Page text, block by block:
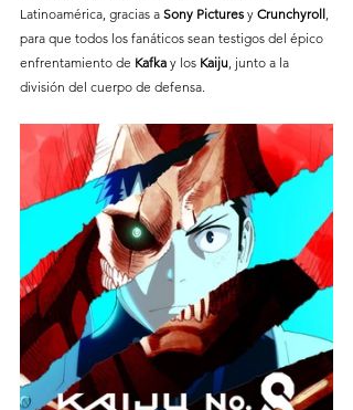
Latinoamérica, gracias a Sony Pictures y Crunchyroll
para que todos los fanáticos sean testigos del épico
enfrentamiento de Kafka y los Kaiju , junto a la
división del cuerpo de defensa.